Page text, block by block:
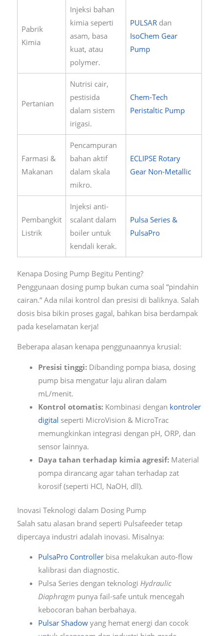
Pabrik
Kimia
Injeksi bahan
kimia seperti
asam, basa
kuat, atau
polymer.
PULSARdan
IsoChem Gear
Pump
Pertanian
Nutrisi cair,
pestisida
dalam sistem
irigasi.
Chem-Tech
Peristaltic Pump
Farmasi &
Makanan
Pencampuran
bahan aktif
dalam skala
mikro.
ECLIPSE Rotary
Gear Non-Metallic
Pembangkit
Listrik
Injeksi anti-
scalant dalam
boiler untuk
kendali kerak.
Pulsa Series &
PulsaPro
Kenapa Dosing Pump Begitu Penting?
Penggunaan dosing pump bukan cuma soal “pindahin
cairan.” Ada nilai kontrol dan presisi di baliknya. Salah
dosis bisa bikin proses gagal, bahkan bisa berdampak
pada keselamatan kerja!
Beberapa alasan kenapa penggunaannya krusial:
Presisi tinggi: Dibanding pompa biasa, dosing
pump bisa mengatur laju aliran dalam
mL/menit.
Kontrol otomatis: Kombinasi dengan kontroler
digital seperti MicroVision & MicroTrac
memungkinkan integrasi dengan pH, ORP, dan
sensor lainnya.
Daya tahan terhadap kimia agresif: Material
pompa dirancang agar tahan terhadap zat
korosif (seperti HCl, NaOH, dll).
Inovasi Teknologi dalam Dosing Pump
Salah satu alasan brand seperti Pulsafeeder tetap
dipercaya industri adalah inovasi. Misalnya:
PulsaPro Controller bisa melakukan auto-flow
kalibrasi dan diagnostic.
Pulsa Series dengan teknologiHydraulic
Diaphragm punya fail-safe untuk mencegah
kebocoran bahan berbahaya.
Pulsar Shadow yang hemat energi dan cocok